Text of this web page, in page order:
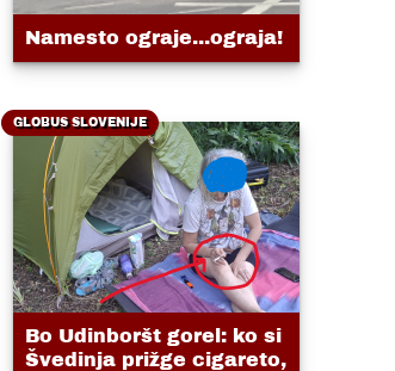
Namesto ograje...ograja!
GLOBUS SLOVENIJE
Bo Udinboršt gorel: ko si
Švedinja prižge cigareto,